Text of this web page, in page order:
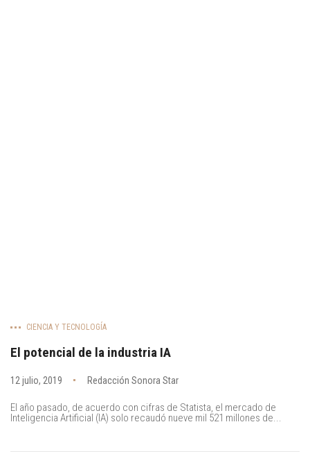
CIENCIA Y TECNOLOGÍA
El potencial de la industria IA
12 julio, 2019 Redacción Sonora Star
El año pasado, de acuerdo con cifras de Statista, el mercado de
Inteligencia Artificial (IA) solo recaudó nueve mil 521 millones de...